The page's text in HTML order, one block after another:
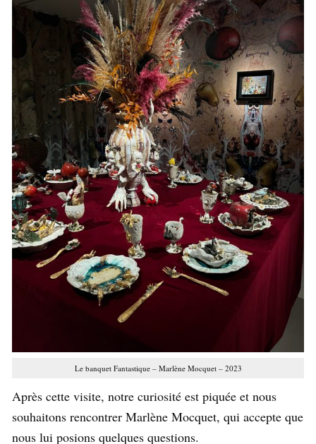
Le banquet Fantastique – Marlène Mocquet – 2023
Après cette visite, notre curiosité est piquée et nous
souhaitons rencontrer Marlène Mocquet, qui accepte que
nous lui posions quelques questions.